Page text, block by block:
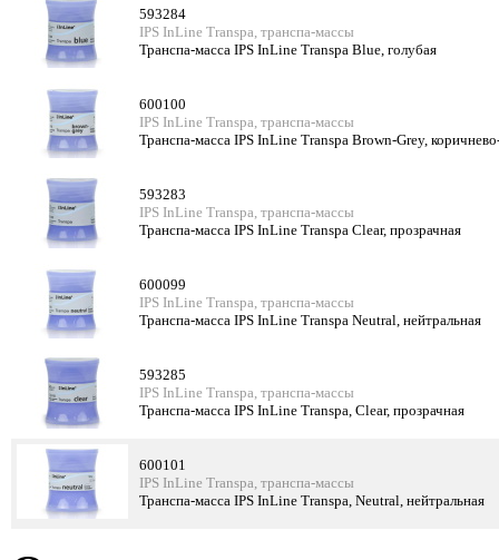
593284
IPS InLine Transpa, транспа-массы
Транспа-масса IPS InLine Transpa Blue, голубая
600100
IPS InLine Transpa, транспа-массы
Транспа-масса IPS InLine Transpa Brown-Grey,
593283
IPS InLine Transpa, транспа-массы
Транспа-масса IPS InLine Transpa Clear, прозрачная
600099
IPS InLine Transpa, транспа-массы
Транспа-масса IPS InLine Transpa Neutral, нейтральная
593285
IPS InLine Transpa, транспа-массы
Транспа-масса IPS InLine Transpa, Clear, прозрачная
600101
IPS InLine Transpa, транспа-массы
Транспа-масса IPS InLine Transpa, Neutral, нейтральная